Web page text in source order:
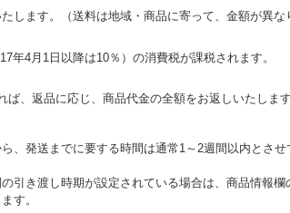
します。（送料は地域・商品に寄って、金額が異な
年4月1日以降は10％）の消費税が課税されます。
ば、返品に応じ、商品代金の全額をお返しいたしま
、発送までに要する時間は通常1～2週間以内とさせ
引き渡し時期が設定されている場合は、商品情報欄
す。